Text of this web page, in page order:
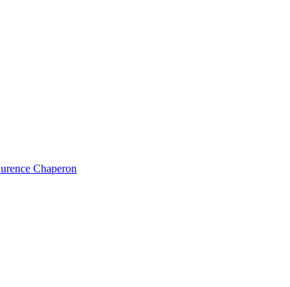
Chaperon